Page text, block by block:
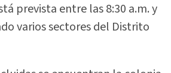
prevista entre las 8:30 a.m. y
varios sectores del Distrito